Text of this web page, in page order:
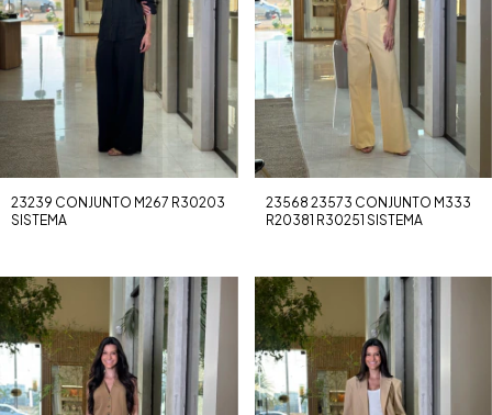
23239 CONJUNTO M267 R30203
SISTEMA
23568 23573 CONJUNTO M333
R20381 R30251 SISTEMA